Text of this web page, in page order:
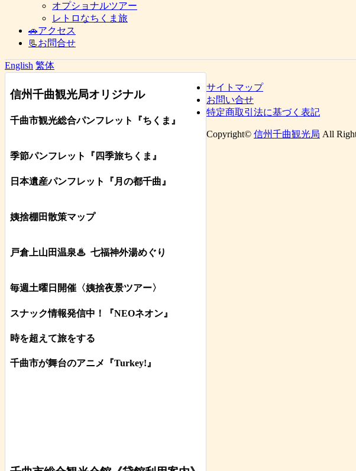
オプショナルツアー
レトロなちくま旅
🚗アクセス
📃お問合せ
English 繁体
信州千曲観光局オリジナル
千曲市観光総合パンフレット 『ちくま 』
季節パンフレット『四季旅ちくま』
日本遺産パンフレット 『月の都千曲 』
姨捨棚田散策マップ
戸倉上山田温泉♨ 七福神外湯めぐり
毎週土曜日開催〈姨捨夜景ツアー〉
スナック情報発信中！『NEOネオン』
時を超えて旅をする
千曲市が舞台のアニメ『Turkey!』
サイトマップ
お問い合せ
特定商取引法に基づく表記
Copyright© 信州千曲観光局 All